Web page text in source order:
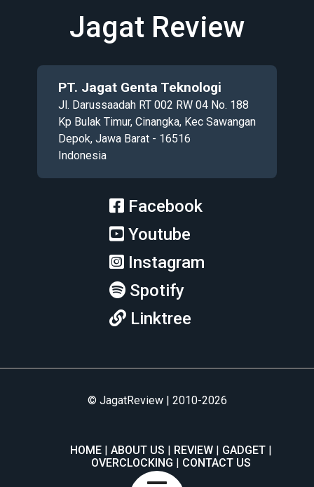
Jagat Review
PT. Jagat Genta Teknologi
Jl. Darussaadah RT 002 RW 04 No. 188
Kp Bulak Timur, Cinangka, Kec Sawangan
Depok, Jawa Barat - 16516
Indonesia
Facebook
Youtube
Instagram
Spotify
Linktree
© JagatReview | 2010-2026
HOME ABOUT US REVIEW
GADGET
OVERCLOCKING
CONTACT US